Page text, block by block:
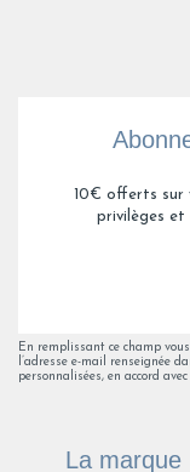
10€ offerts sur
privilèges et
En remplissant ce champ
l’adresse e-mail renseignée
personnalisées, en accord
La marque